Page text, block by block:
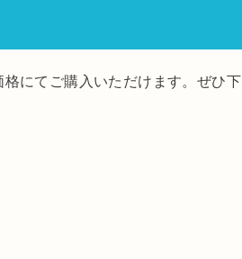
にてご購入いただけます。ぜひ下